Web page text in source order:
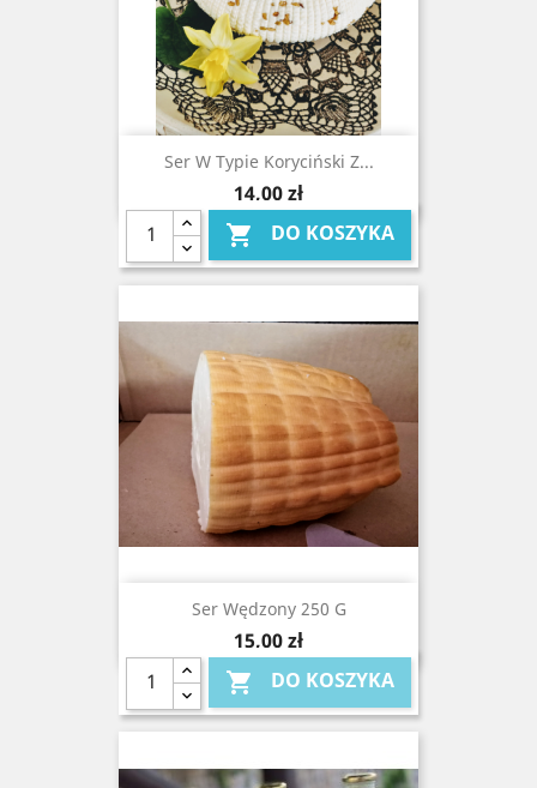
Ser W Typie Koryciński Z...
Cena
14,00 zł
 DO KOSZYKA
Ser Wędzony 250 G
Cena
15,00 zł
 DO KOSZYKA